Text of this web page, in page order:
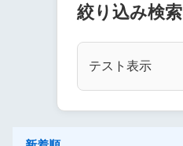
絞り込み検索
テスト表示